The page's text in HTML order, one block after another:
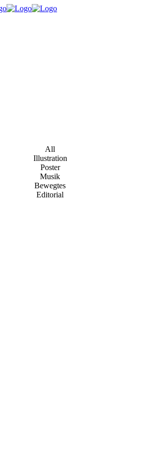
All
Illustration
Poster
Musik
Bewegtes
Editorial